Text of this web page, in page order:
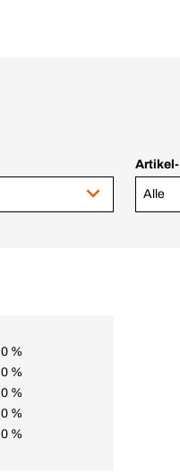
Artikel-
Alle
0 %
0 %
0 %
0 %
0 %